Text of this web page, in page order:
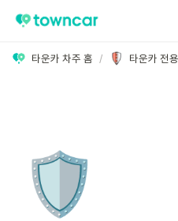
타운카 차주 홈 / 타운카 전
🛡️